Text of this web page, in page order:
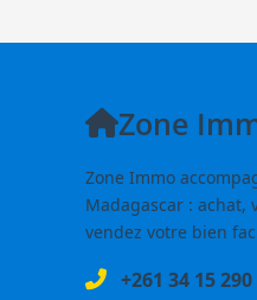
Zone
Zone Immo
Madagascar : achat,
vendez votre bien
+261 34 15 290